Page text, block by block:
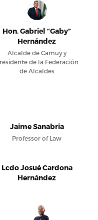
Hon. Gabriel “Gaby”
Hernández
Alcalde de Camuy y
de la Federación
de Alcaldes
Jaime Sanabria
Professor of Law
Lcdo Josué Cardona
Hernández